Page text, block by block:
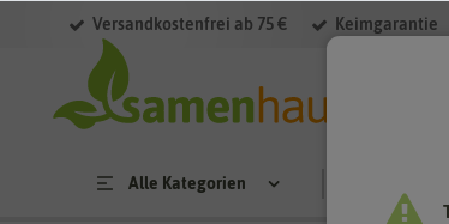
Versandkostenfrei ab 75 € Keimgarantie
Alle Kategorien